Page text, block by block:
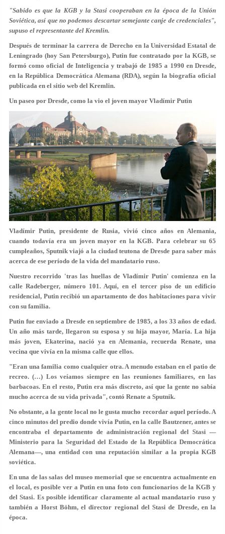
"Sabido es que la KGB y la Stasi cooperaban en la época de la Unión
Soviética, así que no podemos descartar semejante canje de credenciales",
supuso el representante del Kremlin.
Después de terminar la carrera de Derecho en la Universidad Estatal de
Leningrado (hoy San Petersburgo), Putin fue contratado por la KGB, se
formó como oficial de Inteligencia y trabajó de 1985 a 1990 en Dresde,
en la República Democrática Alemana (RDA), según la biografía oficial
publicada en el sitio web del Kremlin.
Un paseo por Dresde, como la vio el joven mayor Vladímir Putin
Vladímir Putin, presidente de Rusia, vivió cinco años en Alemania,
cuando todavía era un joven mayor en la KGB. Para celebrar su 65
cumpleaños, Sputnik viajó a la ciudad teutona de Dresde para saber más
acerca de ese período de la vida del mandatario ruso.
Nuestro recorrido 'tras las huellas de Vladímir Putin' comienza en la
calle Radeberger, número 101. Aquí, en el tercer piso de un edificio
residencial, Putin recibió un apartamento de dos habitaciones para vivir
con su familia.
Putin fue enviado a Dresde en septiembre de 1985, a los 33 años de edad.
Un año más tarde, llegaron su esposa y su hija mayor, María. La hija
más joven, Ekaterina, nació ya en Alemania, recuerda Renate, una
vecina que vivía en la misma calle que ellos.
"Eran una familia como cualquier otra. A menudo estaban en el patio de
recreo. (…) Los veíamos siempre en las reuniones familiares, en las
barbacoas. En el resto, Putin era más discreto, así que la gente no sabía
mucho acerca de su vida privada", contó Renate a Sputnik.
No obstante, a la gente local no le gusta mucho recordar aquel período. A
cinco minutos del predio donde vivía Putin, en la calle Bautzener, antes se
encontraba el departamento de administración regional del Stasi —
Ministerio para la Seguridad del Estado de la República Democrática
Alemana—, una entidad con una reputación similar a la propia KGB
soviética.
En una de las salas del museo memorial que se encuentra actualmente en
el local, es posible ver a Putin en una foto con funcionarios de la KGB y
del Stasi. Es posible identificar claramente al actual mandatario ruso y
también a Horst Böhm, el director regional del Stasi de Dresde, en la
época.